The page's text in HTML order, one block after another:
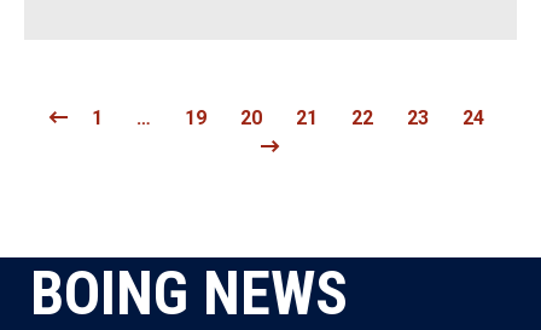
1 … 19 20 21 22 23 24
BOING NEWS